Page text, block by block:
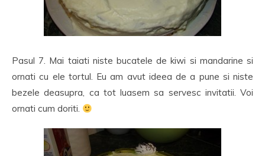
Pasul 7. Mai taiati niste bucatele de kiwi si mandarine si
ornati cu ele tortul. Eu am avut ideea de a pune si niste
bezele deasupra, ca tot luasem sa servesc invitatii. Voi
ornati cum doriti.